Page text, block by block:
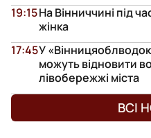
На Вінниччині під
жінка
19:15
У
можуть відновити
лівобережжі міста
17:45
ВСІ